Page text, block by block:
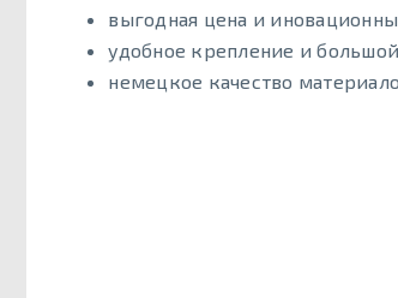
выгодная цена и
удобное крепление и
немецкое качество